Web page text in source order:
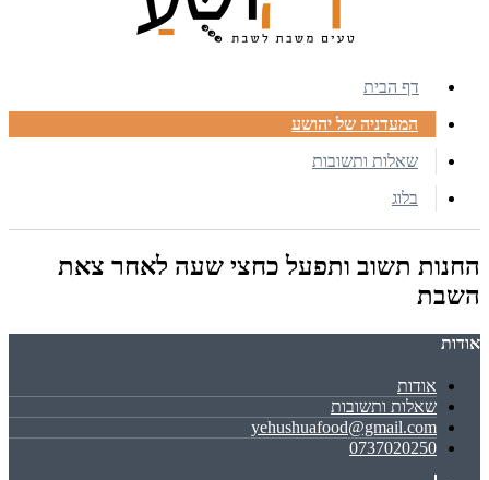
דף הבית
המעדניה של יהושע
שאלות ותשובות
בלוג
החנות תשוב ותפעל כחצי שעה לאחר צאת
השבת
אודות
אודות
שאלות ותשובות
yehushuafood@gmail.com
0737020250